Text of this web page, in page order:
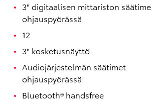
3" digitaalisen mittariston
ohjauspyörässä
12
3" kosketusnäyttö
Audiojärjestelmän säätimet
ohjauspyörässä
Bluetooth® handsfree